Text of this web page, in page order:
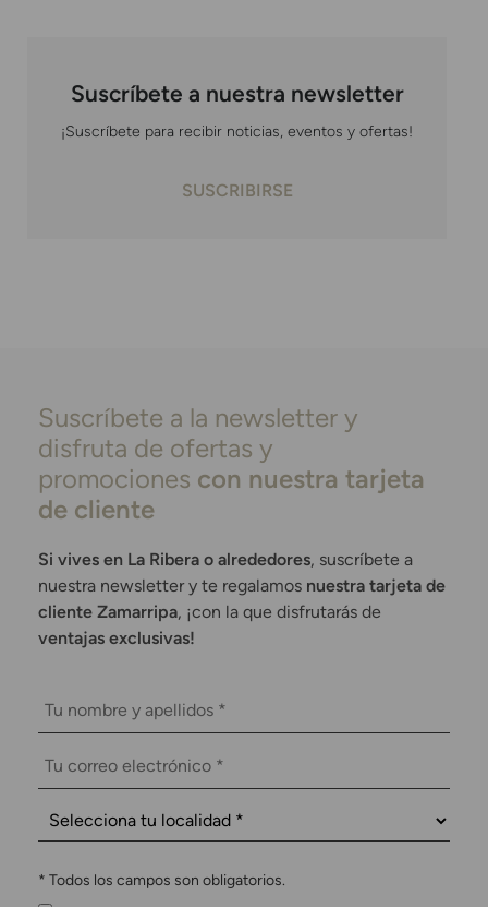
Suscríbete a nuestra newsletter
¡Suscríbete para recibir noticias, eventos y ofertas!
SUSCRIBIRSE
Suscríbete a la newsletter y
disfruta de ofertas y
promociones con nuestra tarjeta
de cliente
Si vives en La Ribera o alrededores, suscríbete a
nuestra newsletter y te regalamos nuestra tarjeta de
cliente Zamarripa, ¡con la que disfrutarás de
ventajas exclusivas!
* Todos los campos son obligatorios.